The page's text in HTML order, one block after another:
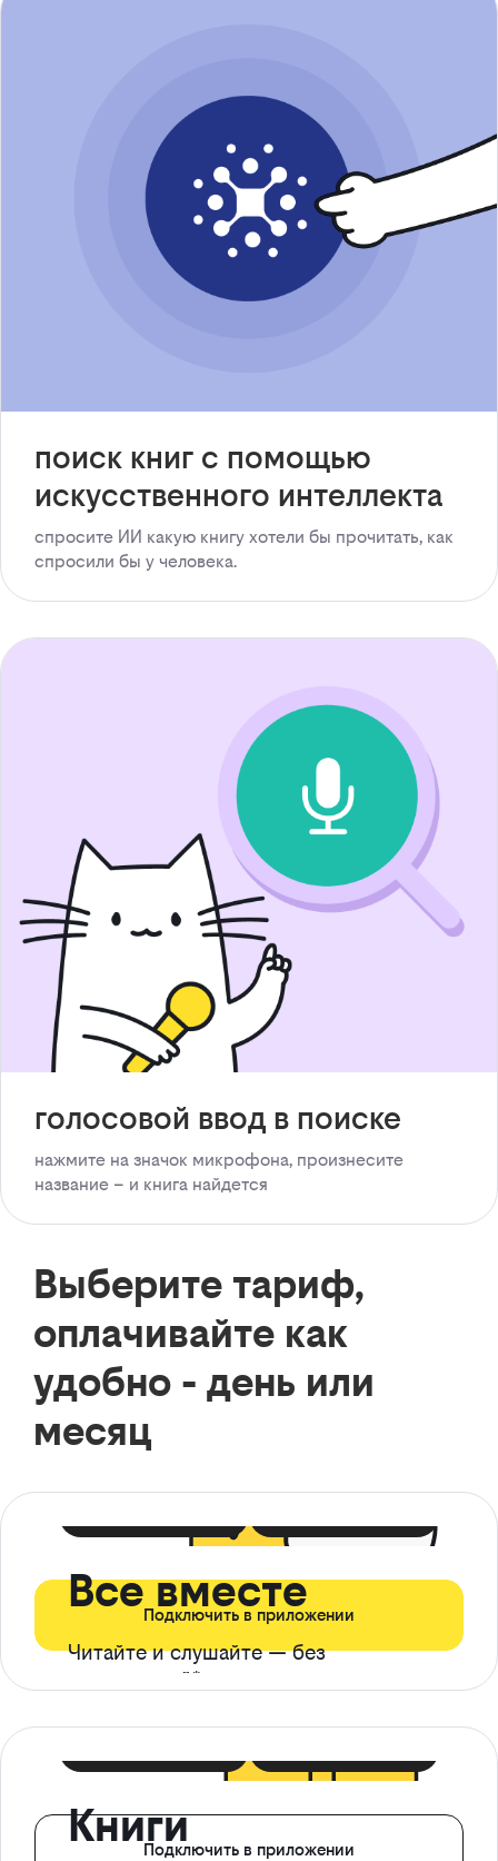
поиск книг с помощью
искусственного интеллекта
спросите ИИ какую книгу хотели бы прочитать, как
спросили бы у человека.
голосовой ввод в поиске
нажмите на значок микрофона, произнесите
название – и книга найдется
Выберите тариф,
оплачивайте как
удобно - день или
месяц
Все вместе
Читайте и слушайте — без
ограничений*
Подключить в приложении
КнигиПодключить в приложении